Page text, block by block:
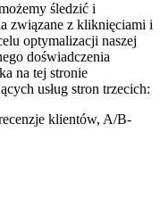
śledzić i
związane z kliknięciami i
optymalizacji naszej
doświadczenia
na tej stronie
usług stron trzecich:
klientów, A/B-